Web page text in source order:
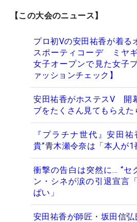
【この大会のニュース】
プロ初Vの安田祐香が着る
スポーティコーデ ミヤ
女子オープンで見た女子
ァッションチェック】
安田祐香がホステスV 開
ブをたくさん見てもらえた
『プラチナ世代』安田
貴”青木瀬令奈は「本人が1
衝撃の告白は突然に… “セ
ン・シネが涙の引退宣言
ぱい」
安田祐香が師匠・坂田信弘